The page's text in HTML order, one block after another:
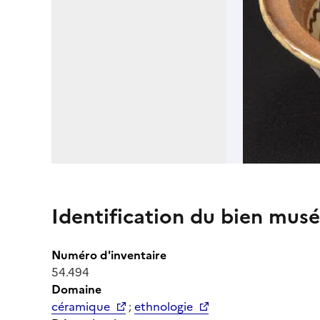
Identification du bien
Numéro d'inventaire
54.494
Domaine
céramique
;ethnologie